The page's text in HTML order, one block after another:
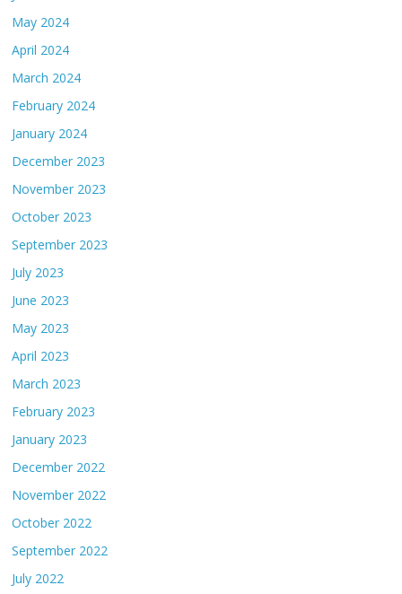
May 2024
April 2024
March 2024
February 2024
January 2024
December 2023
November 2023
October 2023
September 2023
July 2023
June 2023
May 2023
April 2023
March 2023
February 2023
January 2023
December 2022
November 2022
October 2022
September 2022
July 2022